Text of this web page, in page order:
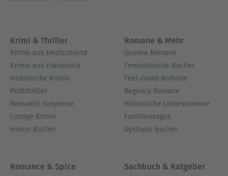
Krimi & Thriller
Krimis aus Deutschland
Krimis aus Frankreich
Historische Krimis
Politthriller
Romantic Suspense
Lustige Krimis
Horror Bücher
Romane & Mehr
Queere Romane
Feministische Bücher
Feel-Good-Romane
Regency Romane
Historische Liebesromane
Familiensagas
Dystopie Bücher
Romance & Spice Sachbuch & Ratgeber